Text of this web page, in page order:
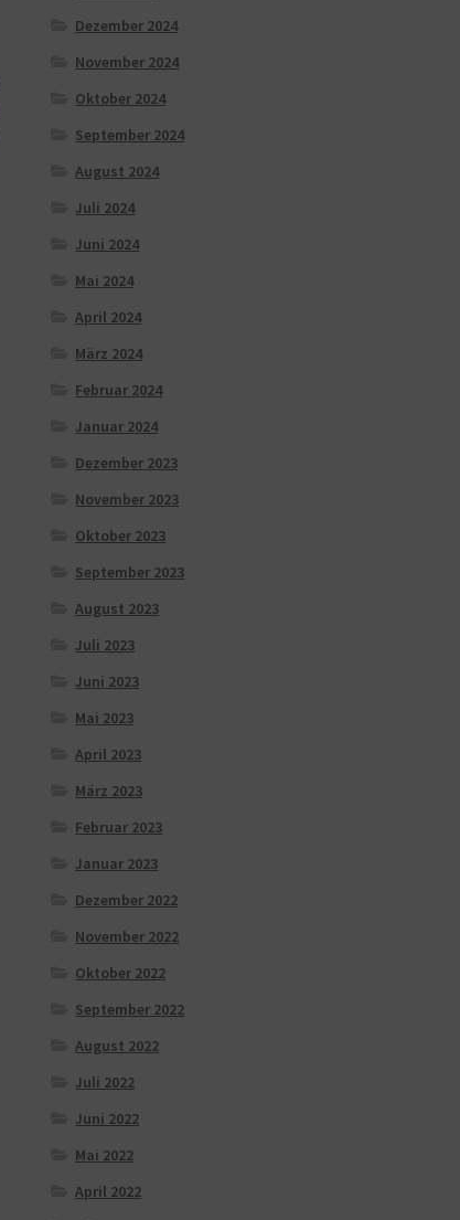
Dezember 2024
November 2024
Oktober 2024
September 2024
August 2024
Juli 2024
Juni 2024
Mai 2024
April 2024
März 2024
Februar 2024
Januar 2024
Dezember 2023
November 2023
Oktober 2023
September 2023
August 2023
Juli 2023
Juni 2023
Mai 2023
April 2023
März 2023
Februar 2023
Januar 2023
Dezember 2022
November 2022
Oktober 2022
September 2022
August 2022
Juli 2022
Juni 2022
Mai 2022
April 2022